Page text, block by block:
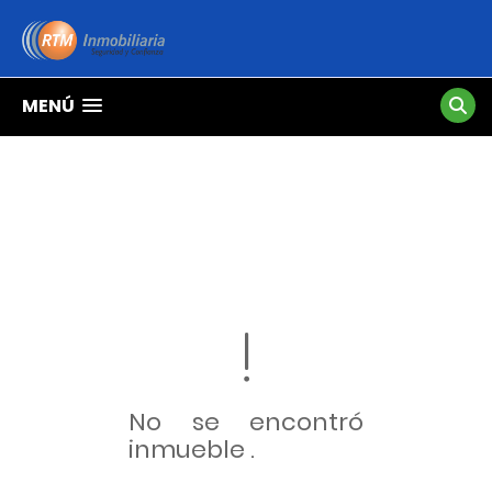
MENÚ
No se encontró
inmueble .